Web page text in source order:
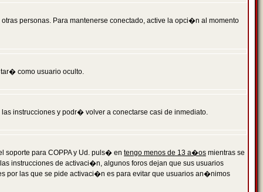
personas. Para mantenerse conectado, active la opci�n al momento
como usuario oculto.
las instrucciones y podr� volver a conectarse casi de inmediato.
para COPPA y Ud. puls� en tengo menos de 13 a�os mientras se
instrucciones de activaci�n, algunos foros dejan que sus usuarios
por las que se pide activaci�n es para evitar que usuarios an�nimos